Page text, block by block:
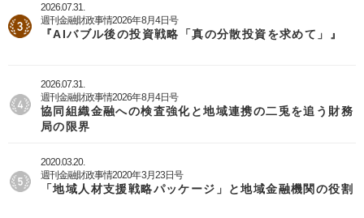
2026.07.31.
週刊金融財政事情2026年8月4日号
『AIバブル後の投資戦略「真の分散投資を求めて」』
2026.07.31.
週刊金融財政事情2026年8月4日号
協同組織金融への検査強化と地域連携の二兎を追う財務
局の限界
2020.03.20.
週刊金融財政事情2020年3月23日号
「地域人材支援戦略パッケージ」と地域金融機関の役割